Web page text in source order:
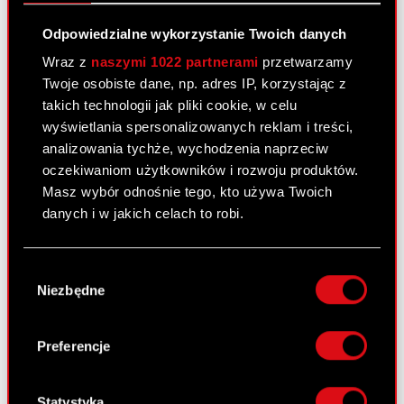
Odpowiedzialne wykorzystanie Twoich danych
Wraz z naszymi 1022 partnerami przetwarzamy
Twoje osobiste dane, np. adres IP, korzystając z
takich technologii jak pliki cookie, w celu
wyświetlania spersonalizowanych reklam i treści,
analizowania tychże, wychodzenia naprzeciw
oczekiwaniom użytkowników i rozwoju produktów.
Masz wybór odnośnie tego, kto używa Twoich
danych i w jakich celach to robi.
lokalizacji geograficznej z dokładnością nawet
Identyfikować Twoje urządzenie, aktywnie
analizując charakteryzującego je zbiory
palca)
zgody
Niezbędne
Preferencje
Raport bieżący nr 14/2012
7 maja 2012
PDF
Wpis zastawu rejestrowego na prawie
ochronnym do znaku towarowego
Raport bieżący nr 13/2012
2 maja 2012
PDF Ujawnienie stanu posiadania
30 kwietnia 2012